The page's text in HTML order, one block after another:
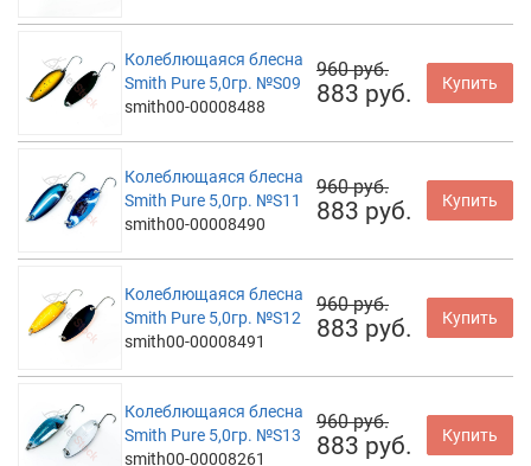
Колеблющаяся блесна
Smith Pure 5,0гр. №S09
smith00-00008488
960 руб.
883 руб. Купить
Колеблющаяся блесна
Smith Pure 5,0гр. №S11
smith00-00008490
960 руб.
883 руб. Купить
Колеблющаяся блесна
Smith Pure 5,0гр. №S12
smith00-00008491
960 руб.
883 руб. Купить
Колеблющаяся блесна
Smith Pure 5,0гр. №S13
smith00-00008261
960 руб.
883 руб. Купить